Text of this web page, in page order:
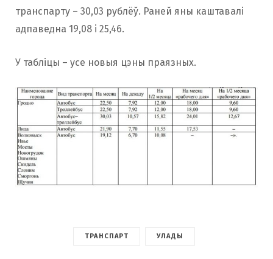
транспарту – 30,03 рублёў. Раней яны каштавалі
адпаведна 19,08 і 25,46.
У табліцы – усе новыя цэны праязных.
ТРАНСПАРТ УЛАДЫ